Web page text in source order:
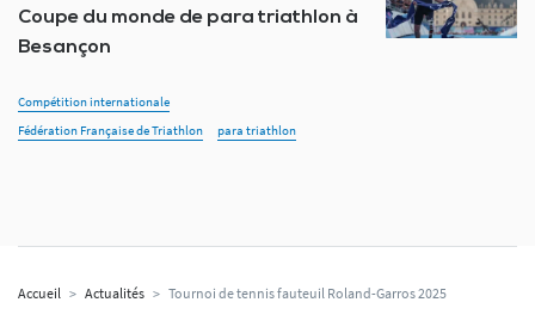
Coupe du monde de para triathlon à
Besançon
Compétition internationale
Fédération Française de Triathlon
para triathlon
Accueil > Actualités > Tournoi de tennis fauteuil Roland-Garros 2025